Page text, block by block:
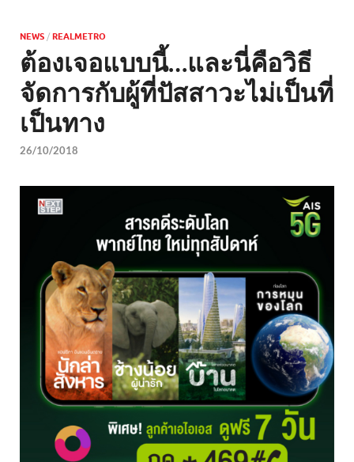
NEWS / REALMETRO
ต้องเจอแบบนี้…และนี่คือวิธี
จัดการกับผู้ที่ปัสสาวะไม่เป็นที่
เป็นทาง
26/10/2018